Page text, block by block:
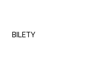
BILETY